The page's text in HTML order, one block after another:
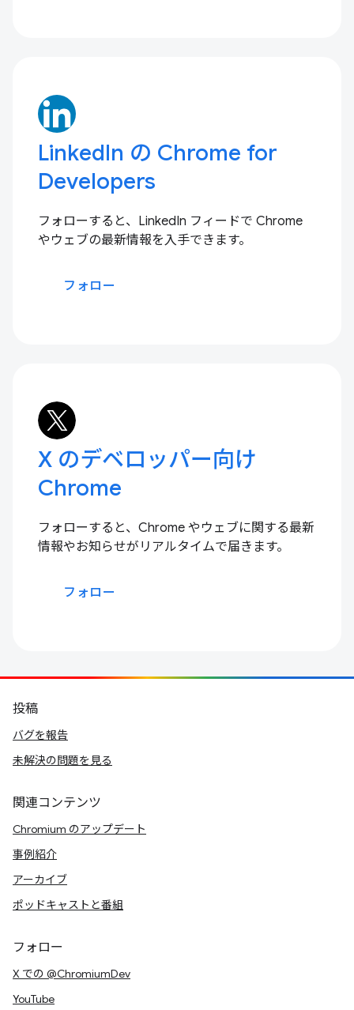
LinkedIn の Chrome for
Developers
フォローすると、LinkedIn フィードで Chrome
やウェブの最新情報を入手できます。
フォロー
X のデベロッパー向け
Chrome
フォローすると、Chrome やウェブに関する最新
情報やお知らせがリアルタイムで届きます。
フォロー
投稿
バグを報告
未解決の問題を見る
関連コンテンツ
Chromium のアップデート
事例紹介
アーカイブ
ポッドキャストと番組
フォロー
X での @ChromiumDev
YouTube